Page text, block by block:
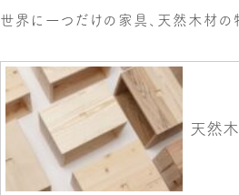
世界に一つだけの家具、天然木材の